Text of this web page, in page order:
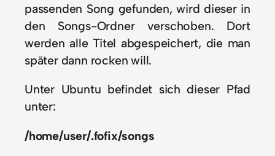
passenden Song gefunden, wird dieser in
den Songs-Ordner verschoben. Dort
werden alle Titel abgespeichert, die man
später dann rocken will.
Unter Ubuntu befindet sich dieser Pfad
unter:
/home/user/.fofix/songs